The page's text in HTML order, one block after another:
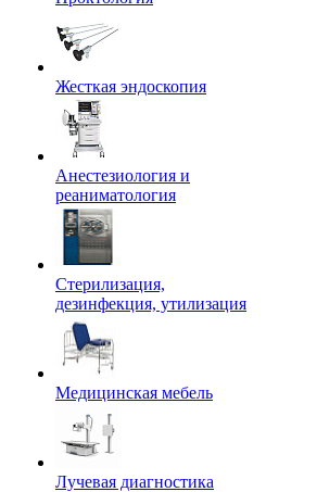
Жесткая эндоскопия
Анестезиология и
реаниматология
Стерилизация,
дезинфекция, утилизация
Медицинская мебель
Лучевая диагностика